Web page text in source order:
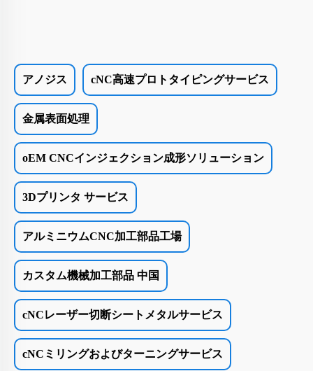
アノジス cNC高速プロトタイピングサービス
金属表面処理
oEM CNCインジェクション成形ソリューション
3Dプリンタ サービス
アルミニウムCNC加工部品工場
カスタム機械加工部品 中国
cNCレーザー切断シートメタルサービス
cNCミリングおよびターニングサービス